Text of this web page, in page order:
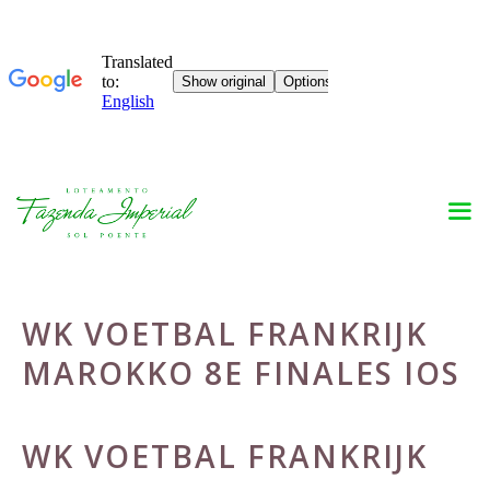
Skip
WK VOETBAL FRANKRIJK
MAROKKO 8E FINALES IOS
WK VOETBAL FRANKRIJK